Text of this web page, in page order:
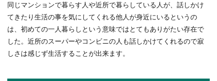
高校の非常勤講師の年収やボーナスは
いくら？その実態に迫ります
教員資格は持っているものの採用試験に受からず
高校の非常勤講師をするとなると、どのくらいの
同じマンションで暮らす人や近所で暮らしている人が、話しかけ
てきたり生活の事を気にしてくれる他人が身近にいるというの
は、初めての一人暮らしという意味ではとてもありがたい存在で
した。近所のスーパーやコンビニの人も話しかけてくれるので寂
しさは感じず生活することが出来ます。